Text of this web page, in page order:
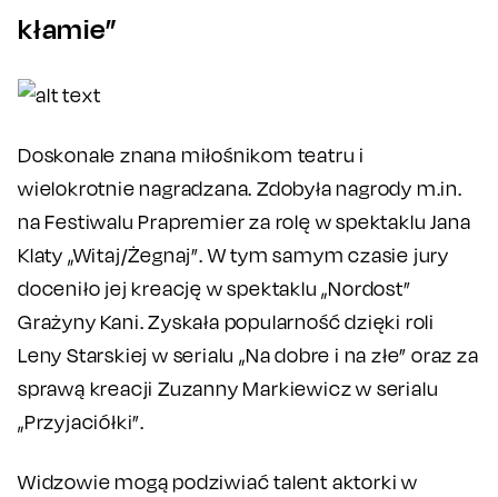
kłamie”
Doskonale znana miłośnikom teatru i
wielokrotnie nagradzana. Zdobyła nagrody m.in.
na Festiwalu Prapremier za rolę w spektaklu Jana
Klaty „Witaj/Żegnaj”. W tym samym czasie jury
doceniło jej kreację w spektaklu „Nordost”
Grażyny Kani. Zyskała popularność dzięki roli
Leny Starskiej w serialu „Na dobre i na złe” oraz za
sprawą kreacji Zuzanny Markiewicz w serialu
„Przyjaciółki”.
Widzowie mogą podziwiać talent aktorki w